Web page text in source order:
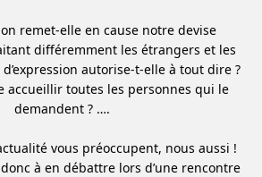
remet-elle en cause notre devise
différemment les étrangers et les
autorise-t-elle à tout dire ?
accueillir toutes les personnes qui le
demandent ? ….
vous préoccupent, nous aussi !
à en débattre lors d’une rencontre